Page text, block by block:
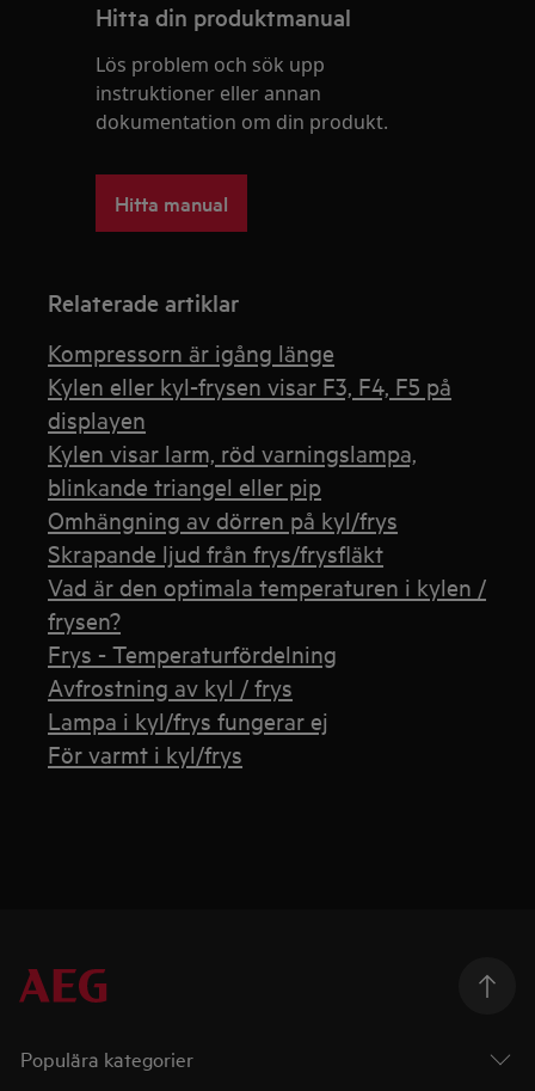
Hitta din produktmanual
Lös problem och sök upp
instruktioner eller annan
dokumentation om din produkt.
Hitta manual
Relaterade artiklar
Kompressorn är igång länge
Kylen eller kyl-frysen visar F3, F4, F5 på
displayen
Kylen visar larm, röd varningslampa,
blinkande triangel eller pip
Omhängning av dörren på kyl/frys
Skrapande ljud från frys/frysfläkt
Vad är den optimala temperaturen i kylen /
frysen?
Frys - Temperaturfördelning
Avfrostning av kyl / frys
Lampa i kyl/frys fungerar ej
För varmt i kyl/frys
Populära kategorier